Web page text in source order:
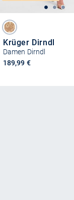
Krüger Dirndl
Damen Dirndl
189,99 €